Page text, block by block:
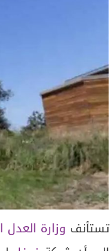
تستأنف وزارة العدل